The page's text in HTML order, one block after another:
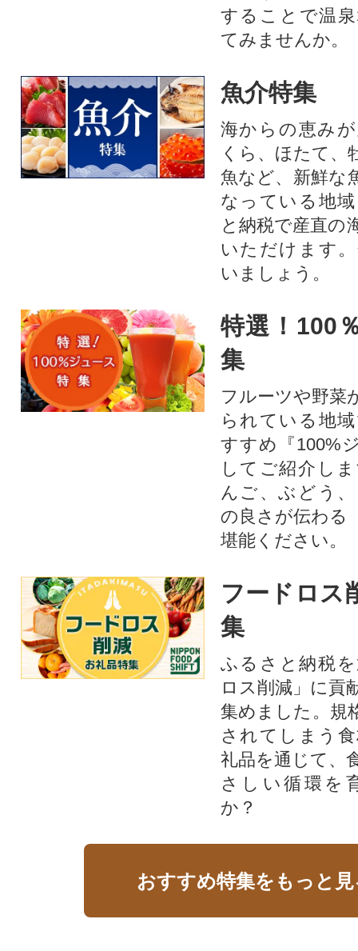
することで温
てみませんか。
魚介特集
海からの恵み
くら、ほたて、
魚など、新鮮な
なっている地
と納税で産直の
いただけます
いましょう。
特選！100
集
フルーツや野菜
られている地
すすめ『100%
してご紹介し
んご、ぶどう
の良さが伝わる
堪能ください。
フードロス
集
ふるさと納税
ロス削減」に貢
集めました。規
されてしまう
礼品を通じて、
さしい循環を
か？​
おすすめ特集をもっと